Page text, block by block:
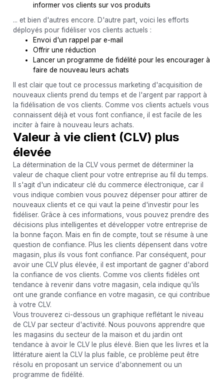
informer vos clients sur vos produits
... et bien d'autres encore. D'autre part, voici les efforts
déployés pour fidéliser vos clients actuels :
Envoi d'un rappel par e-mail
Offrir une réduction
Lancer un programme de fidélité pour les encourager à
faire de nouveau leurs achats
Il est clair que tout ce processus marketing d'acquisition de
nouveaux clients prend du temps et de l'argent par rapport à
la fidélisation de vos clients. Comme vos clients actuels vous
connaissent déjà et vous font confiance, il est facile de les
inciter à faire à nouveau leurs achats.
Valeur à vie client (CLV) plus
élevée
La détermination de la CLV vous permet de déterminer la
valeur de chaque client pour votre entreprise au fil du temps.
Il s'agit d'un indicateur clé du commerce électronique, car il
vous indique combien vous pouvez dépenser pour attirer de
nouveaux clients et ce qui vaut la peine d'investir pour les
fidéliser. Grâce à ces informations, vous pouvez prendre des
décisions plus intelligentes et développer votre entreprise de
la bonne façon. Mais en fin de compte, tout se résume à une
question de confiance. Plus les clients dépensent dans votre
magasin, plus ils vous font confiance. Par conséquent, pour
avoir une CLV plus élevée, il est important de gagner d'abord
la confiance de vos clients. Comme vos clients fidèles ont
tendance à revenir dans votre magasin, cela indique qu'ils
ont une grande confiance en votre magasin, ce qui contribue
à votre CLV.
Vous trouverez ci-dessous un graphique reflétant le niveau
de CLV par secteur d'activité. Nous pouvons apprendre que
les magasins du secteur de la maison et du jardin ont
tendance à avoir le CLV le plus élevé. Bien que les livres et la
littérature aient la CLV la plus faible, ce problème peut être
résolu en proposant un service d'abonnement ou un
programme de fidélité.